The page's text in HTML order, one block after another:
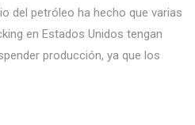
del petróleo ha hecho que varias
en Estados Unidos tengan
producción, ya que los